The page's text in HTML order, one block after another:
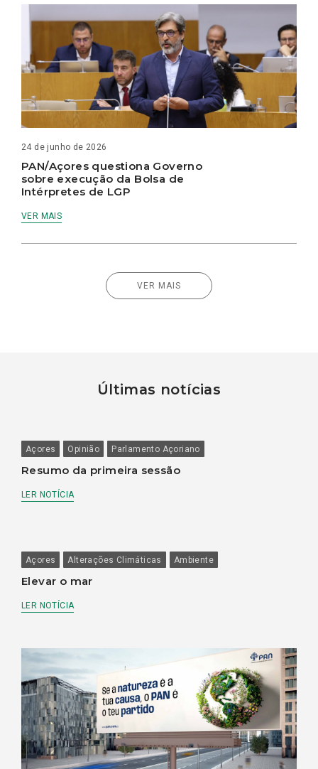
24 de junho de 2026
PAN/Açores questiona Governo
sobre execução da Bolsa de
Intérpretes de LGP
VER MAIS
VER MAIS
Últimas notícias
Açores Opinião Parlamento Açoriano
Resumo da primeira sessão
LER NOTÍCIA
Açores Alterações Climáticas Ambiente
Elevar o mar
LER NOTÍCIA